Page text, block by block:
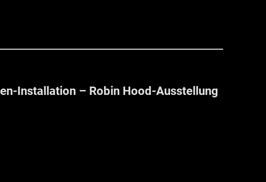
Installation – Robin Hood-Ausstellung